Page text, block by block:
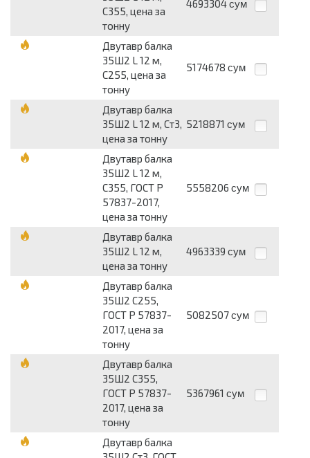
С355, цена за
тонну
4693304 сум
Двутавр балка
35Ш2 L 12 м,
С255, цена за
тонну
5174678 сум
Двутавр балка
35Ш2 L 12 м, Ст3,
цена за тонну
5218871 сум
Двутавр балка
35Ш2 L 12 м,
С355, ГОСТ Р
57837-2017,
цена за тонну
5558206 сум
Двутавр балка
35Ш2 L 12 м,
цена за тонну
4963339 сум
Двутавр балка
35Ш2 С255,
ГОСТ Р 57837-
2017, цена за
тонну
5082507 сум
Двутавр балка
35Ш2 С355,
ГОСТ Р 57837-
2017, цена за
тонну
5367961 сум
Двутавр балка